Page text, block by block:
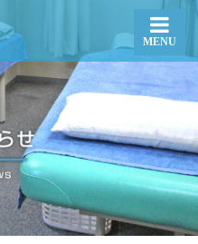
矯正なら貴楽治療院
MENU